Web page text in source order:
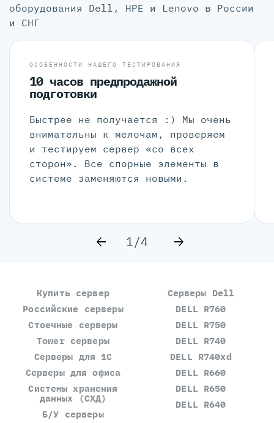
оборудования Dell, HPE и Lenovo в России
и СНГ
ОСОБЕННОСТИ НАШЕГО ТЕСТИРОВАНИЯ
10 часов предпродажной
подготовки
Быстрее не получается :) Мы очень
внимательны к мелочам, проверяем
и тестируем сервер «со всех
сторон». Все спорные элементы в
системе заменяются новыми.
1/4
Купить сервер
Российские серверы
Стоечные серверы
Tower серверы
Серверы для 1С
Серверы для офиса
Системы хранения
данных (СХД)
Б/У серверы
Серверы Dell
DELL R760
DELL R750
DELL R740
DELL R740xd
DELL R660
DELL R650
DELL R640